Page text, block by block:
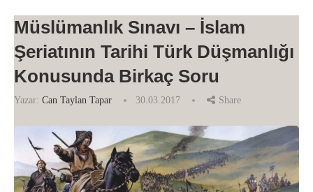
Müslümanlık Sınavı – İslam
Şeriatının Tarihi Türk Düşmanlığı
Konusunda Birkaç Soru
Yazar: Can Taylan Tapar 30.03.2017 Share